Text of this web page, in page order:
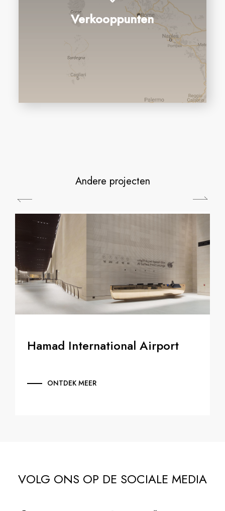
Verkooppunten
Andere projecten
Hamad International Airport
ONTDEK MEER
VOLG ONS OP DE SOCIALE MEDIA